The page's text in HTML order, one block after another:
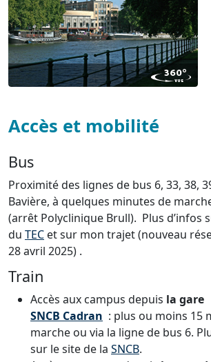
Accès et mobilité
Bus
Proximité des lignes de bus 6, 33, 38,
Bavière, à quelques minutes de
(arrêt Polyclinique Brull). Plus d’infos
du TEC et sur mon trajet (nouveau
28 avril 2025) .
Train
Accès aux campus depuis la gare
SNCB Cadran : plus ou moins 15
marche ou via la ligne de bus 6.
sur le site de la SNCB.